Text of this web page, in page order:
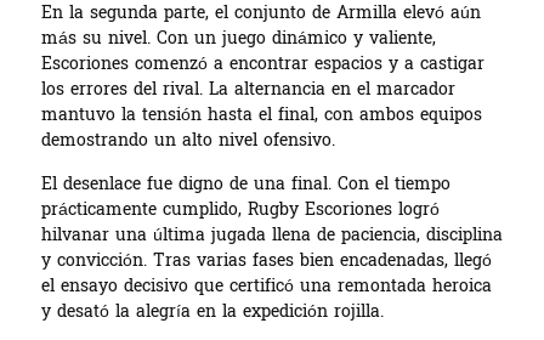
En la segunda parte, el conjunto de Armilla elevó aún
más su nivel. Con un juego dinámico y valiente,
Escoriones comenzó a encontrar espacios y a castigar
los errores del rival. La alternancia en el marcador
mantuvo la tensión hasta el final, con ambos equipos
demostrando un alto nivel ofensivo.
El desenlace fue digno de una final. Con el tiempo
prácticamente cumplido, Rugby Escoriones logró
hilvanar una última jugada llena de paciencia, disciplina
y convicción. Tras varias fases bien encadenadas, llegó
el ensayo decisivo que certificó una remontada heroica
y desató la alegría en la expedición rojilla.